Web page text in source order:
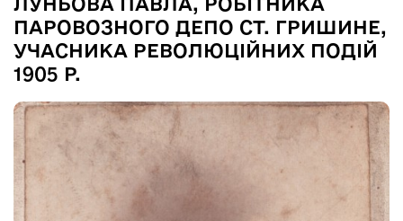
ПАРОВОЗНОГО ДЕПО СТ. ГРИШИНЕ,
УЧАСНИКА РЕВОЛЮЦІЙНИХ ПОДІЙ
1905 Р.